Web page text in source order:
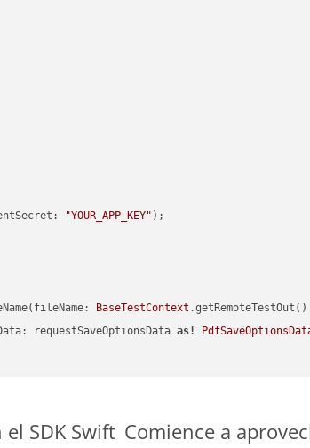
"YOUR_APP_KEY"
BaseTestContext
requestSaveOptionsData as!
SDK Swift Comience a